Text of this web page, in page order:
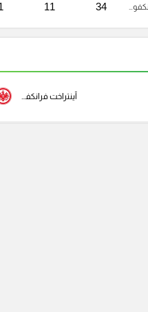
آينتراخت فرانكفورت 34
11